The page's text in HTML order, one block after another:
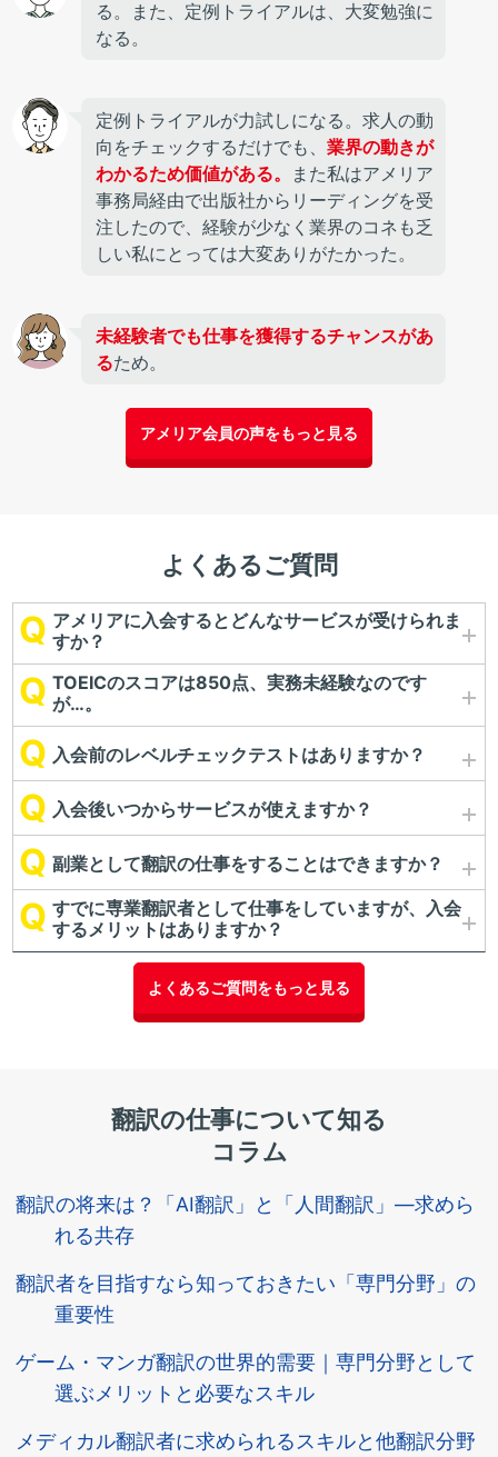
る。また、定例トライアルは、大変勉強に
なる。
定例トライアルが力試しになる。求人の動
向をチェックするだけでも、業界の動きが
わかるため価値がある。
また私はアメリア
事務局経由で出版社からリーディングを受
注したので、経験が少なく業界のコネも乏
しい私にとっては大変ありがたかった。
未経験者でも仕事を獲得するチャンスがあ
るため。
アメリア会員の声をもっと見る
よくあるご質問
アメリアに入会するとどんなサービスが受けられま
すか？
TOEICのスコアは850点、実務未経験なのです
が…。
入会前のレベルチェックテストはありますか？
入会後いつからサービスが使えますか？
副業として翻訳の仕事をすることはできますか？
すでに専業翻訳者として仕事をしていますが、入会
するメリットはありますか？
よくあるご質問をもっと見る
翻訳の仕事について知る
コラム
翻訳の将来は？「AI翻訳」と「人間翻訳」―求めら
れる共存
翻訳者を目指すなら知っておきたい「専門分野」の
重要性
ゲーム・マンガ翻訳の世界的需要｜専門分野として
選ぶメリットと必要なスキル
メディカル翻訳者に求められるスキルと他翻訳分野